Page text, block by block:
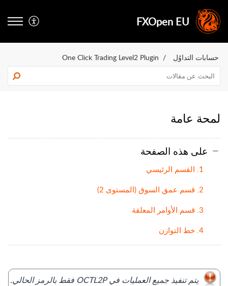
FXOpen EU
حسابات التداوُل One Click Trading Level2 Plugin
لمحة عامة
على هذه الصفحة
1. القسم الرئيسي
2. قسم عمق السوق (المستوى 2)
3. قسم الأوامر المعلقة
4. خط التوازن
يتم تنفيذ جميع العمليات في OCTL2P فقط بالرمز الحالي .